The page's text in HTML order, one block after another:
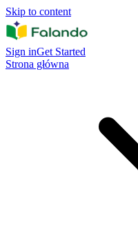
Skip to content
Sign inGet Started
Strona główna